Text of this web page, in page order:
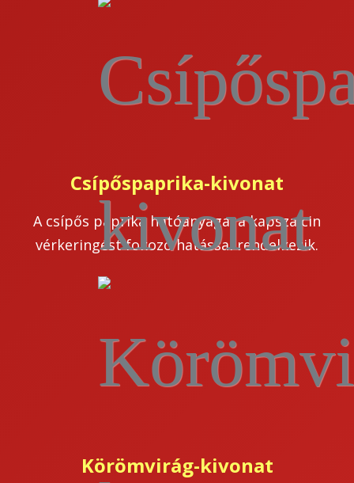
Csípőspaprika-kivonat
A csípős paprika hatóanyaga, a kapszaicin
vérkeringést fokozó hatással rendelkezik.
Körömvirág-kivonat